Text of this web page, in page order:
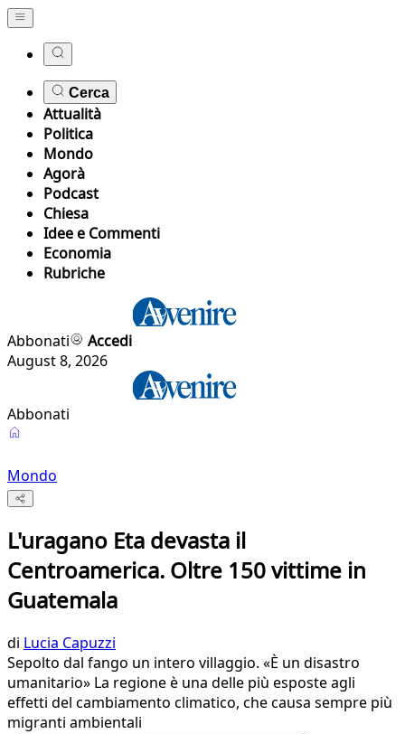
Cerca
Attualità
Politica
Mondo
Agorà
Podcast
Chiesa
Idee e Commenti
Economia
Rubriche
Abbonati
Accedi
August 8, 2026
Abbonati
Mondo
L'uragano Eta devasta il
Centroamerica. Oltre 150 vittime in
Guatemala
di Lucia Capuzzi
Sepolto dal fango un intero villaggio. «È un disastro
umanitario» La regione è una delle più esposte agli
effetti del cambiamento climatico, che causa sempre più
migranti ambientali